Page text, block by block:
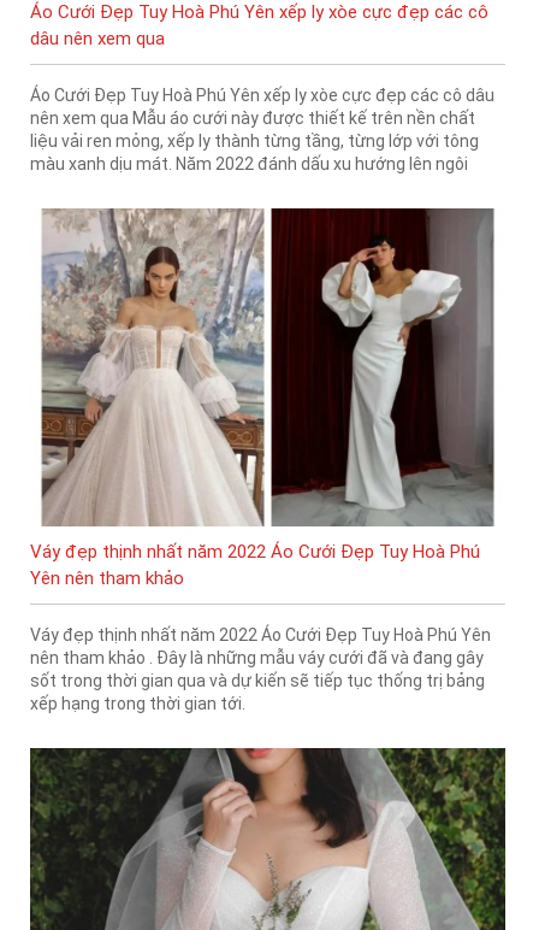
Áo Cưới Đẹp Tuy Hoà Phú Yên xếp ly xòe cực đẹp các cô
dâu nên xem qua
Áo Cưới Đẹp Tuy Hoà Phú Yên xếp ly xòe cực đẹp các cô dâu
nên xem qua Mẫu áo cưới này được thiết kế trên nền chất
liệu vải ren mỏng, xếp ly thành từng tầng, từng lớp với tông
màu xanh dịu mát. Năm 2022 đánh dấu xu hướng lên ngôi
Váy đẹp thịnh nhất năm 2022 Áo Cưới Đẹp Tuy Hoà Phú
Yên nên tham khảo
Váy đẹp thịnh nhất năm 2022 Áo Cưới Đẹp Tuy Hoà Phú Yên
nên tham khảo . Đây là những mẫu váy cưới đã và đang gây
sốt trong thời gian qua và dự kiến sẽ tiếp tục thống trị bảng
xếp hạng trong thời gian tới.